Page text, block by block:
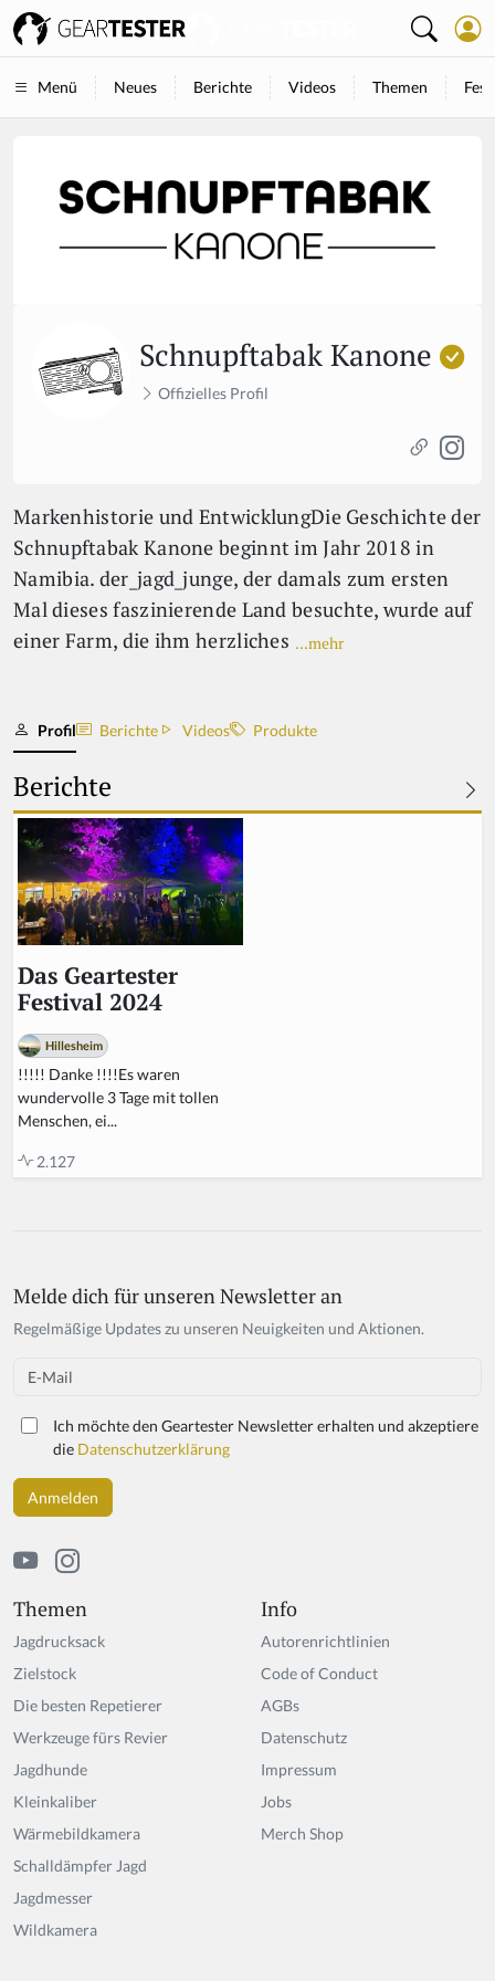
Menü Neues Berichte Videos Themen
Schnupftabak Kanone
Offizielles Profil
Markenhistorie und EntwicklungDie Geschichte der
Schnupftabak Kanone beginnt im Jahr 2018 in
Namibia. der_jagd_junge, der damals zum ersten
Mal dieses faszinierende Land besuchte, wurde auf
einer Farm, die ihm herzliches ...mehr
Profil Berichte Videos Produkte
Berichte
Das Geartester
Festival 2024
Hillesheim
!!!!! Danke !!!!Es waren
wundervolle 3 Tage mit tollen
Menschen, ei...
2.127
Themen
Jagdrucksack
Zielstock
Die besten Repetierer
Werkzeuge fürs Revier
Jagdhunde
Kleinkaliber
Wärmebildkamera
Schalldämpfer Jagd
Jagdmesser
Wildkamera
Info
Autorenrichtlinien
Code of Conduct
AGBs
Datenschutz
Impressum
Jobs
Merch Shop
Melde dich für unseren Newsletter an
Regelmäßige Updates zu unseren Neuigkeiten und Aktionen.
Email
Ich möchte den Geartester Newsletter erhalten und akzeptiere
die Datenschutzerklärung